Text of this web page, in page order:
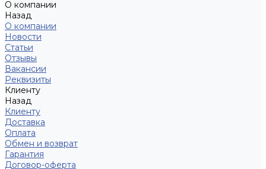
О компании
Назад
О компании
Новости
Статьи
Отзывы
Вакансии
Реквизиты
Клиенту
Назад
Клиенту
Доставка
Оплата
Обмен и возврат
Гарантия
Договор-оферта